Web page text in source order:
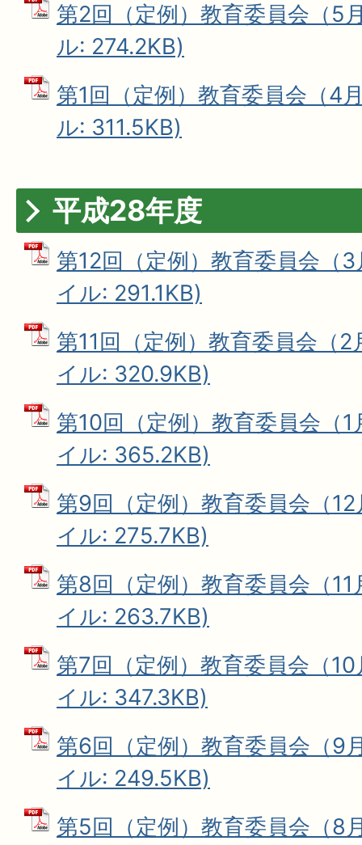
第2回（定例）教育委員会（5
ル: 274.2KB)
第1回（定例）教育委員会（4
ル: 311.5KB)
平成28年度
第12回（定例）教育委員会（
イル: 291.1KB)
第11回（定例）教育委員会（
イル: 320.9KB)
第10回（定例）教育委員会（
イル: 365.2KB)
第9回（定例）教育委員会（
イル: 275.7KB)
第8回（定例）教育委員会（
イル: 263.7KB)
第7回（定例）教育委員会（
イル: 347.3KB)
第6回（定例）教育委員会（9
イル: 249.5KB)
第5回（定例）教育委員会（8